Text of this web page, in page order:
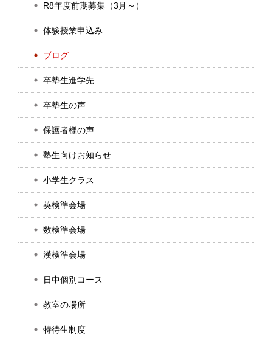
R8年度前期募集（3月～）
体験授業申込み
ブログ
卒塾生進学先
卒塾生の声
保護者様の声
塾生向けお知らせ
小学生クラス
英検準会場
数検準会場
漢検準会場
日中個別コース
教室の場所
特待生制度